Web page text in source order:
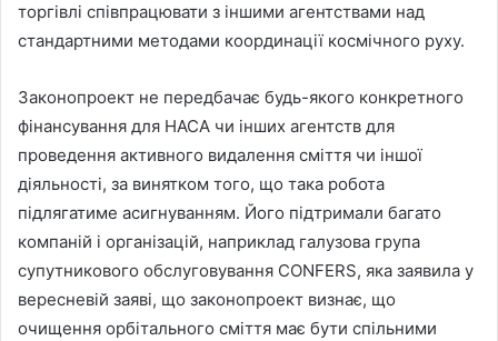
торгівлі співпрацювати з іншими агентствами над
стандартними методами координації космічного руху.
Законопроект не передбачає будь-якого конкретного
фінансування для НАСА чи інших агентств для
проведення активного видалення сміття чи іншої
діяльності, за винятком того, що така робота
підлягатиме асигнуванням. Його підтримали багато
компаній і організацій, наприклад галузова група
супутникового обслуговування CONFERS, яка заявила у
вересневій заяві, що законопроект визнає, що
очищення орбітального сміття має бути спільними